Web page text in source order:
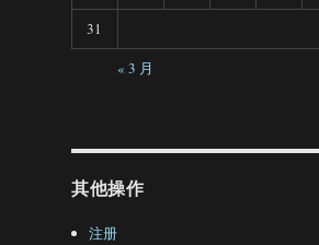
31
« 3 月
其他操作
注册